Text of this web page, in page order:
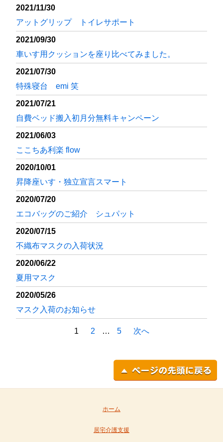
2021/11/30
アットグリップ トイレサポート
2021/09/30
車いす用クッションを座り比べてみました。
2021/07/30
特殊寝台 emi 笑
2021/07/21
自費ベッド搬入初月分無料キャンペーン
2021/06/03
ここちあ利楽 flow
2020/10/01
昇降座いす・独立宣言スマート
2020/07/20
エコバッグのご紹介 シュパット
2020/07/15
不織布マスクの入荷状況
2020/06/22
夏用マスク
2020/05/26
マスク入荷のお知らせ
投稿ナビゲーション
1 2 … 5 次へ
ホーム
居宅介護支援